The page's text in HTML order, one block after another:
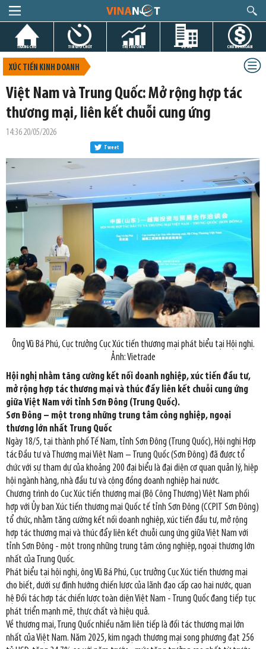
TRANG CHỦ TIN GIỜ CHÓT THỊ TRƯỜNG DỰ ÁN CHỨNG KHOÁN
XÚC TIẾN KINH DOANH
Việt Nam và Trung Quốc: Mở rộng hợp tác
thương mại, liên kết chuỗi cung ứng
14:36 20/05/2026
Tweet
Ông Vũ Bá Phú, Cục trưởng Cục Xúc tiến thương mại phát biểu tại Hội nghị.
Ảnh: Vietrade
Hội nghị nhằm tăng cường kết nối doanh nghiệp, xúc tiến đầu tư,
mở rộng hợp tác thương mại và thúc đẩy liên kết chuỗi cung ứng
giữa Việt Nam với tỉnh Sơn Đông (Trung Quốc).
Sơn Đông – một trong những trung tâm công nghiệp, ngoại
thương lớn nhất Trung Quốc
Ngày 18/5, tại thành phố Tế Nam, tỉnh Sơn Đông (Trung Quốc), Hội nghị Hợp
tác Đầu tư và Thương mại Việt Nam – Trung Quốc (Sơn Đông) đã được tổ
chức với sự tham dự của khoảng 200 đại biểu là đại diện cơ quan quản lý, hiệp
hội ngành hàng, nhà đầu tư và cộng đồng doanh nghiệp hai nước.
Chương trình do Cục Xúc tiến thương mại (Bộ Công Thương) Việt Nam phối
hợp với Ủy ban Xúc tiến thương mại Quốc tế tỉnh Sơn Đông (CCPIT Sơn Đông)
tổ chức, nhằm tăng cường kết nối doanh nghiệp, xúc tiến đầu tư, mở rộng
hợp tác thương mại và thúc đẩy liên kết chuỗi cung ứng giữa Việt Nam với
tỉnh Sơn Đông - một trong những trung tâm công nghiệp, ngoại thương lớn
nhất của Trung Quốc.
Phát biểu tại hội nghị, ông Vũ Bá Phú, Cục trưởng Cục Xúc tiến thương mại
cho biết, dưới sự định hướng chiến lược của lãnh đạo cấp cao hai nước, quan
hệ Đối tác hợp tác chiến lược toàn diện Việt Nam - Trung Quốc đang tiếp tục
phát triển mạnh mẽ, thực chất và hiệu quả.
Về thương mại, Trung Quốc nhiều năm liên tiếp là đối tác thương mại lớn
nhất của Việt Nam. Năm 2025, kim ngạch thương mại song phương đạt 256